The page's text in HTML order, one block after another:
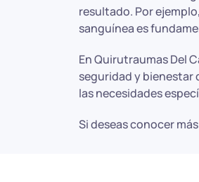
resultado. Por
sanguínea es
En Quirutraumas Del
seguridad y bienestar
las necesidades
Si deseas conocer